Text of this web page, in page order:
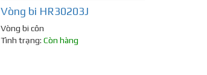
Vòng bi HR30203J
Vòng bi côn
Tình trạng: Còn hàng